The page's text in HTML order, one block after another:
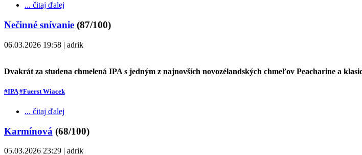
... čitaj ďalej
Nečinné snívanie (87/100)
06.03.2026 19:58 | adrik
Dvakrát za studena chmelená IPA s jedným z najnovších novozélandských chmeľov Peacharine a
#IPA #Fuerst Wiacek
... čitaj ďalej
Karmínová (68/100)
05.03.2026 23:29 | adrik